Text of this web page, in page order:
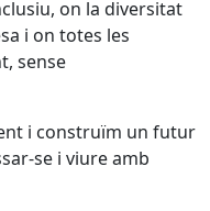
on la diversitat
i on totes les
sense
i construïm un futur
se i viure amb